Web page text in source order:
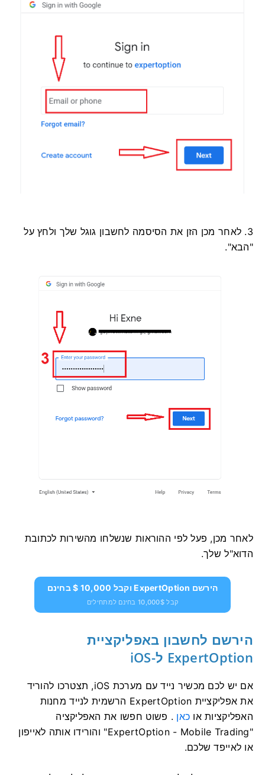
3. לאחר מכן הזן את הסיסמה לחשבון גוגל שלך ולחץ על
"הבא".
לאחר מכן, פעל לפי ההוראות שנשלחו מהשירות לכתובת
הדוא"ל שלך.
הירשם ExpertOption וקבל 10,000 $ בחינם
קבל 10,000$ בחינם למתחילים
הירשם לחשבון באפליקציית
ExpertOption ל-iOS
אם יש לכם מכשיר נייד עם מערכת iOS, תצטרכו להוריד
את אפליקציית ExpertOption הרשמית לנייד מחנות
האפליקציות או כאן . פשוט חפשו את האפליקציה
"ExpertOption - Mobile Trading" והורידו אותה לאייפון
או לאייפד שלכם.